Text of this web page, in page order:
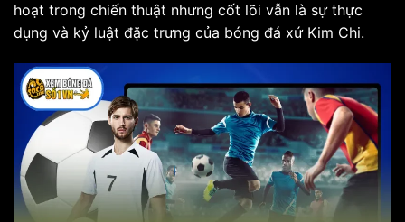
hoạt trong chiến thuật nhưng cốt lõi vẫn là sự thực
dụng và kỷ luật đặc trưng của bóng đá xứ Kim Chi.